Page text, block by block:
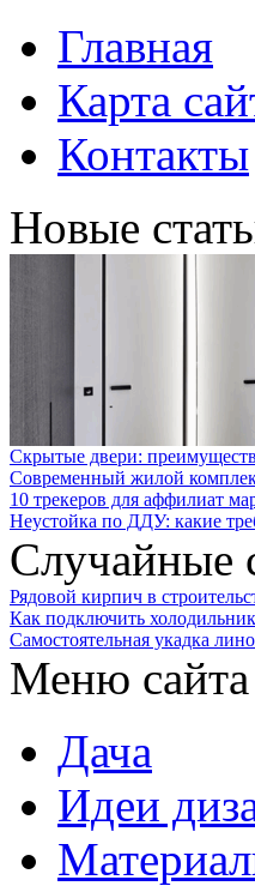
Главная
Карта
Контакты
Новые
Скрытые двери:
Современный жилой
10 трекеров для аффилиат
Неустойка по ДДУ: какие
Случайные
Рядовой кирпич в
Как подключить
Самостоятельная укадка
Меню сайта
Дача
Идеи